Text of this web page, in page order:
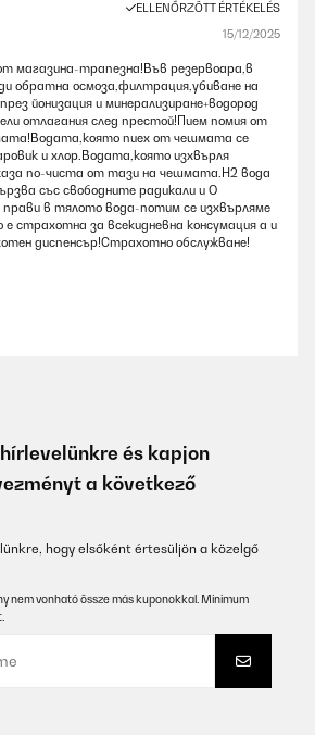
ELLENŐRZÖTT ÉRTÉKELÉS
15/12/2025
магазина-трапезна!Във резервоара,в
обратна осмоза,филтрация,убиване на
йонизация и минерализиране+водород
отлагания след престой!Пием помия от
пиех от чешмата се
и хлор.Водата,която изхвърля
по-чиста от тази на чешмата.Н2 вода
със свободните радикали и О
прави в тялото вода-потим се изхвърляме
е страхотна за всекидневна консумация а и
диспенсър!Страхотно обслужване!
és kapjon
a következő
hogy elsőként értesüljön a közelgő
nem vonható össze más kuponokkal. Minimum